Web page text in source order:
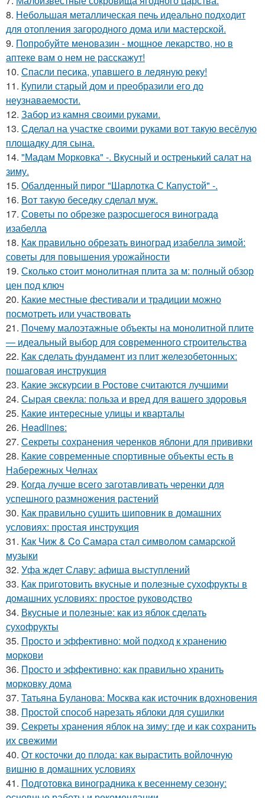
8. Небольшая металлическая печь идеально подходит
для отопления загородного дома или мастерской.
9. Попробуйте меновазин - мощное лекарство, но в
аптеке вам о нем не расскажут!
10. Спасли песика, упaвшего в ледяную рeку!
11. Купили старый дом и преобразили его до
неузнаваемости.
12. Забор из камня своими руками.
13. Сделал на участке своими руками вот такую весёлую
площадку для сына.
14. "Мадам Морковка" -. Вкусный и остренький салат на
зиму.
15. Обалденный пирог "Шарлотка С Капустой" -.
16. Вот такую беседку сделал муж.
17. Советы по обрезке разросшегося винограда
изабелла
18. Как правильно обрезать виноград изабелла зимой:
советы для повышения урожайности
19. Сколько стоит монолитная плита за м: полный обзор
цен под ключ
20. Какие местные фестивали и традиции можно
посмотреть или участвовать
21. Почему малоэтажные объекты на монолитной плите
— идеальный выбор для современного строительства
22. Как сделать фундамент из плит железобетонных:
пошаговая инструкция
23. Какие экскурсии в Ростове считаются лучшими
24. Сырая свекла: польза и вред для вашего здоровья
25. Какие интересные улицы и кварталы
26. Headlines:
27. Секреты сохранения черенков яблони для прививки
28. Какие современные спортивные объекты есть в
Набережных Челнах
29. Когда лучше всего заготавливать черенки для
успешного размножения растений
30. Как правильно сушить шиповник в домашних
условиях: простая инструкция
31. Как Чиж & Co Самара стал символом самарской
музыки
32. Уфа ждет Славу: афиша выступлений
33. Как приготовить вкусные и полезные сухофрукты в
домашних условиях: простое руководство
34. Вкусные и полезные: как из яблок сделать
сухофрукты
35. Просто и эффективно: мой подход к хранению
моркови
36. Просто и эффективно: как правильно хранить
морковку дома
37. Татьяна Буланова: Москва как источник вдохновения
38. Простой способ нарезать яблоки для сушилки
39. Секреты хранения яблок на зиму: где и как сохранить
их свежими
40. От косточки до плода: как вырастить войлочную
вишню в домашних условиях
41. Подготовка виноградника к весеннему сезону: